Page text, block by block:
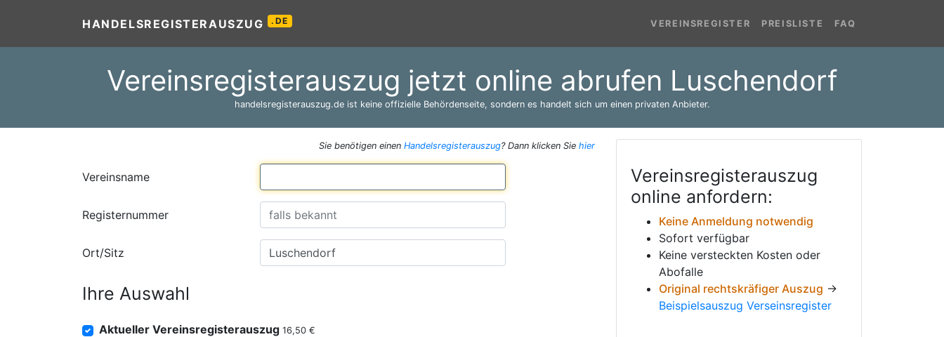
HANDELSREGISTERAUSZUG .DE VEREINSREGISTER PREISLISTE FAQ
Vereinsregisterauszug jetzt online abrufen Luschendorf
handelsregisterauszug.de ist keine offizielle Behördenseite, sondern es handelt sich um einen privaten Anbieter.
Sie benötigen einen Handelsregisterauszug? Dann klicken Sie hier
Vereinsname
Registernummer
Ort/Sitz
Ihre Auswahl
Aktueller Vereinsregisterauszug 16,50 €
Vereinsregisterauszug
online anfordern:
Keine Anmeldung notwendig
Sofort verfügbar
Keine versteckten Kosten oder
Abofalle
Original rechtskräfiger Auszug →
Beispielsauszug Verseinsregister